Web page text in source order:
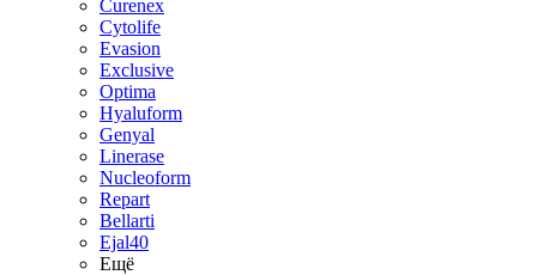
Curenex
Cytolife
Evasion
Exclusive
Optima
Hyaluform
Genyal
Linerase
Nucleoform
Repart
Bellarti
Ejal40
Ещё